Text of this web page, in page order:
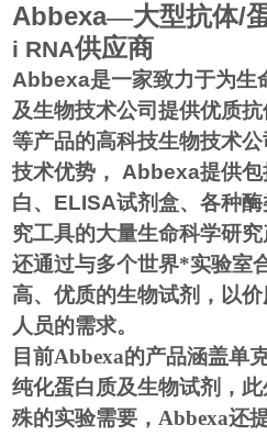
Abbexa—大型抗体/
i RNA供应商
Abbexa是一家致力于为生
及生物技术公司提供优质
等产品的高科技生物技术
技术优势，
Abbexa提供
白、 ELISA试剂盒、各种
究工具的大量生命科学研究
还通过与多个世界*实验室
高、优质的生物试剂，以
人员的需求。
目前Abbexa的产品涵盖单
纯化蛋白质及生物试剂，
殊的实验需要， Abbexa还